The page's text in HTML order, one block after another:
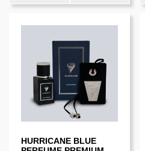
HURRICANE BLUE